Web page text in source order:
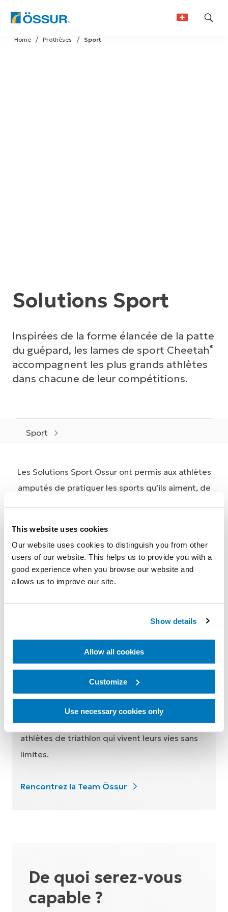
This website uses cookies
Our website uses cookies to distinguish you from other
users of our website. This helps us to provide you with a
good experience when you browse our website and
allows us to improve our site.
Show details
Allow all cookies
Customize
Use necessary cookies only
Skip
to
Sport
Prothèses
Home
Solutions Sport
Inspirées de la forme élancée de la patte
du guépard, les lames de sport Cheetah ®
accompagnent les plus grands athlètes
dans chacune de leur compétitions.
Sport
Les Solutions Sport Össur ont permis aux athlètes
amputés de pratiquer les sports qu’ils aiment, de
paralympiques, de triathlètes, de sauteurs en
longueur et bien d'autressportifs, nous a permis de
développer toute une gamme de prothèses de
sport axées sur les besoins et les objectifs
Rencontrez la Team Össur
coureurs, des nageurs, des sprinteurs et des
athlètes de triathlon qui vivent leurs vies sans
limites.
Rencontrez la Team Össur
De quoi serez-vous
capable ?